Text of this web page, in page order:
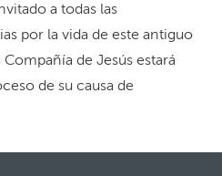
a todas las
por la vida de este antiguo
de Jesús estará
de su causa de